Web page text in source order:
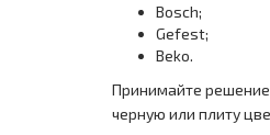
Bosch;
Gefest;
Beko.
Принимайте решение
черную или плиту